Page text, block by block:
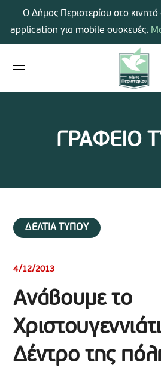
ΓΡΑΦΕΙΟ
ΔΕΛΤΙΑ ΤΥΠΟΥ
4/12/2013
Ανάβουμε το
Δέντρο της
Ο Δήμος Περιστερίου στο
application για mobile συσκευές.